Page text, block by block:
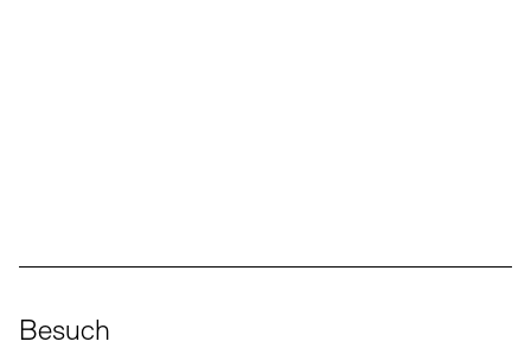
Besuch